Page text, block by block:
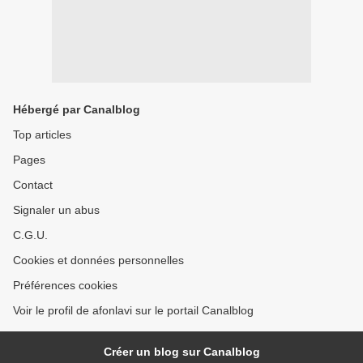
Hébergé par Canalblog
Top articles
Pages
Contact
Signaler un abus
C.G.U.
Cookies et données personnelles
Préférences cookies
Voir le profil de afonlavi sur le portail Canalblog
Créer un blog sur Canalblog